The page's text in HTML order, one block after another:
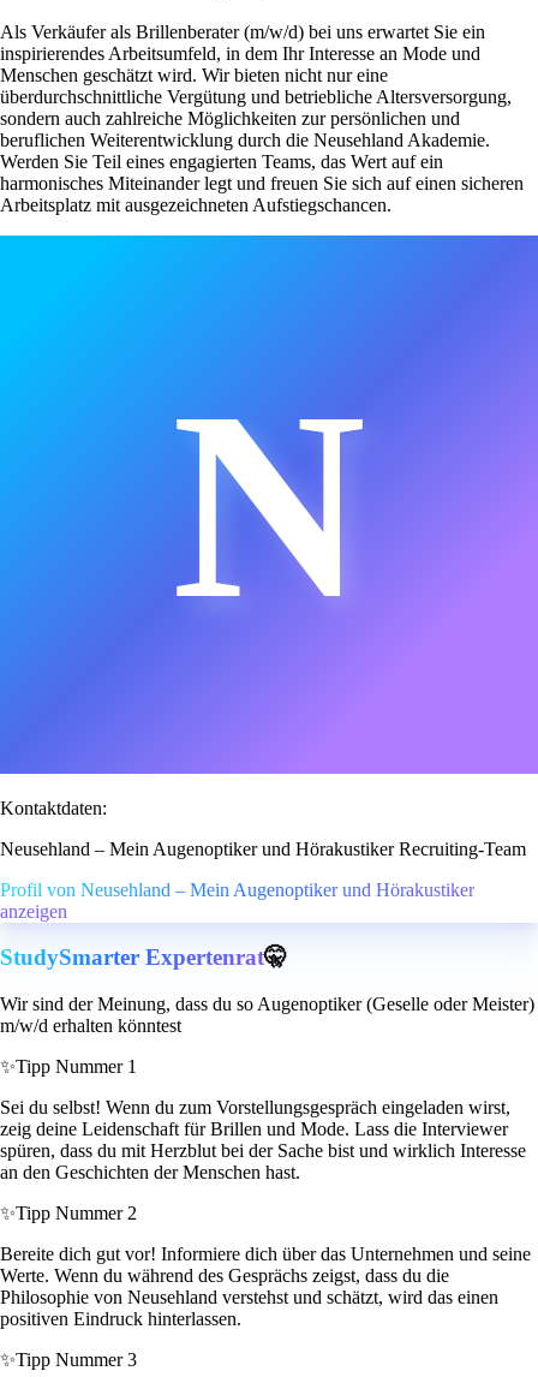
Als Verkäufer als Brillenberater (m/w/d) bei uns erwartet Sie ein
inspirierendes Arbeitsumfeld, in dem Ihr Interesse an Mode und
Menschen geschätzt wird. Wir bieten nicht nur eine
überdurchschnittliche Vergütung und betriebliche Altersversorgung,
sondern auch zahlreiche Möglichkeiten zur persönlichen und
beruflichen Weiterentwicklung durch die Neusehland Akademie.
Werden Sie Teil eines engagierten Teams, das Wert auf ein
harmonisches Miteinander legt und freuen Sie sich auf einen sicheren
Arbeitsplatz mit ausgezeichneten Aufstiegschancen.
N
Kontaktdaten:
Neusehland – Mein Augenoptiker und Hörakustiker Recruiting-Team
Profil von Neusehland – Mein Augenoptiker und Hörakustiker
anzeigen
StudySmarter Expertenrat🤫
Wir sind der Meinung, dass du so Augenoptiker (Geselle oder Meister)
m/w/d erhalten könntest
✨Tipp Nummer 1
Sei du selbst! Wenn du zum Vorstellungsgespräch eingeladen wirst,
zeig deine Leidenschaft für Brillen und Mode. Lass die Interviewer
spüren, dass du mit Herzblut bei der Sache bist und wirklich Interesse
an den Geschichten der Menschen hast.
✨Tipp Nummer 2
Bereite dich gut vor! Informiere dich über das Unternehmen und seine
Werte. Wenn du während des Gesprächs zeigst, dass du die
Philosophie von Neusehland verstehst und schätzt, wird das einen
positiven Eindruck hinterlassen.
✨Tipp Nummer 3